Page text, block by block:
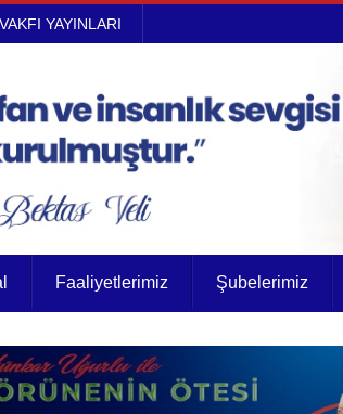
YAYINLARI
Faaliyetlerimiz Şubelerimiz